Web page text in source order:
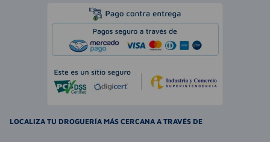
LOCALIZA TU DROGUERÍA MÁS CERCANA A TRAVÉS DE